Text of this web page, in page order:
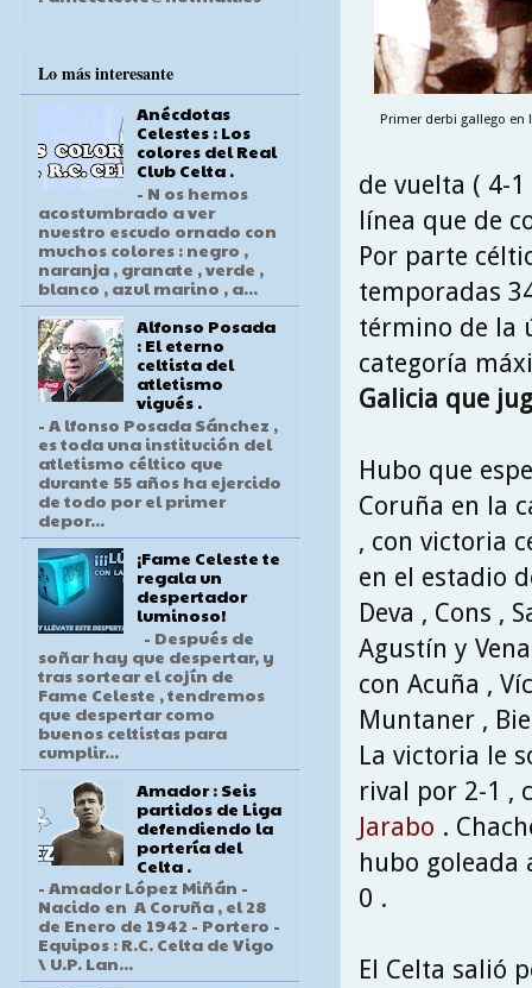
Primer derbi gallego en
de vuelta ( 4-
línea que de
Por parte
temporadas
término de la
categoría
Galicia que
Hubo que
Coruña en la
, con victoria
en el estadio
Deva , Cons ,
Agustín y
con Acuña ,
Muntaner ,
La victoria le
rival por 2-1 ,
Jarabo .
hubo goleada
0 .
El Celta salió
Lo más interesante
Anécdotas
Celestes : Los
colores del Real
Club Celta .
- N os hemos
acostumbrado a ver
nuestro escudo ornado con
muchos colores : negro ,
naranja , granate , verde ,
blanco , azul marino , a...
Alfonso Posada
: El eterno
celtista del
atletismo
vigués .
- A lfonso Posada Sánchez ,
es toda una institución del
atletismo céltico que
durante 55 años ha ejercido
de todo por el primer
depor...
¡Fame Celeste te
regala un
despertador
luminoso!
- Después de
soñar hay que despertar, y
tras sortear el cojín de
Fame Celeste , tendremos
que despertar como
buenos celtistas para
cumplir...
Amador : Seis
partidos de Liga
defendiendo la
portería del
Celta .
- Amador López Miñán -
Nacido en A Coruña , el 28
de Enero de 1942 - Portero -
Equipos : R.C. Celta de Vigo
\ U.P. Lan...